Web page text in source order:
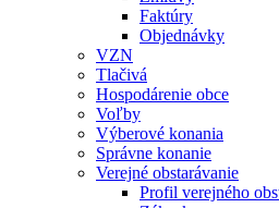
Faktúry
Objednávky
VZN
Tlačivá
Hospodárenie obce
Voľby
Výberové konania
Správne konanie
Verejné obstarávanie
Profil verejného